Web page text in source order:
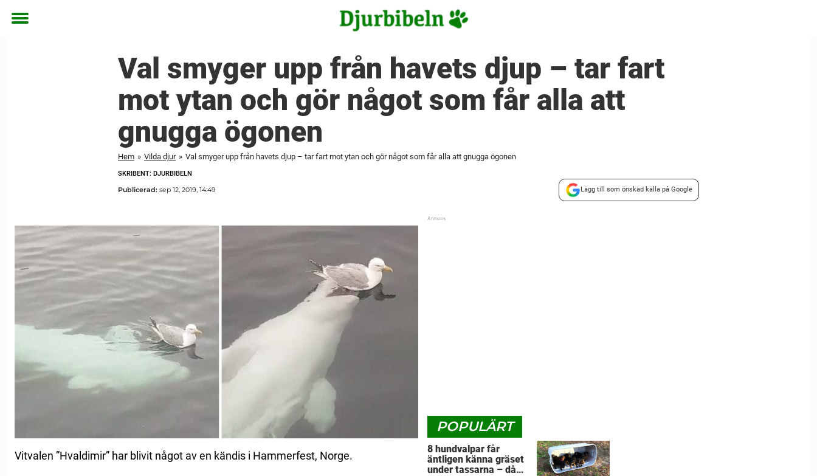
Toggle
Val smyger upp från havets djup – tar fart
mot ytan och gör något som får alla att
gnugga ögonen
Hem » Vilda djur » Val smyger upp från havets djup – tar fart mot ytan och gör något som får alla att gnugga ögonen
SKRIBENT: DJURBIBELN
Publicerad: sep 12, 2019, 14:49 Lägg till som önskad källa på Google
Vitvalen ”Hvaldimir” har blivit något av en kändis i Hammerfest, Norge.
POPULÄRT
8 hundvalpar får
äntligen känna gräset
under tassarna – då